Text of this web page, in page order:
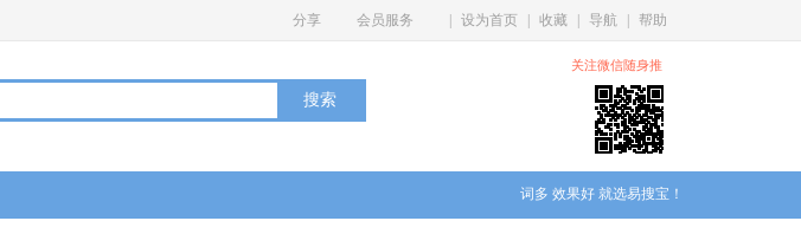
分享 会员服务 设为首页 收藏 导航 帮助
关注微信随身推
词多 效果好 就选易搜宝！